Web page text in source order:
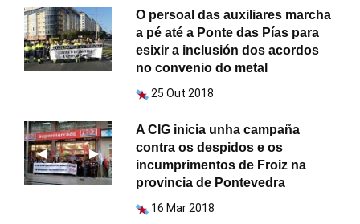
O persoal das auxiliares marcha
a pé até a Ponte das Pías para
esixir a inclusión dos acordos
no convenio do metal
25 Out 2018
Anterior
◀︎ Seguinte
▶︎
A CIG inicia unha campaña
contra os despidos e os
incumprimentos de Froiz na
provincia de Pontevedra
16 Mar 2018